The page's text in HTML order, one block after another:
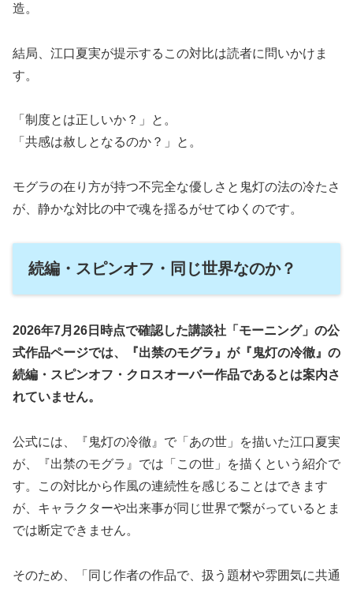
造。
結局、江口夏実が提示するこの対比は読者に問いかけま
す。
「制度とは正しいか？」と。
「共感は赦しとなるのか？」と。
モグラの在り方が持つ不完全な優しさと鬼灯の法の冷たさ
が、静かな対比の中で魂を揺るがせてゆくのです。
続編・スピンオフ・同じ世界なのか？
2026年7月26日時点で確認した講談社「モーニング」の公
式作品ページでは、『出禁のモグラ』が『鬼灯の冷徹』の
続編・スピンオフ・クロスオーバー作品であるとは案内さ
れていません。
公式には、『鬼灯の冷徹』で「あの世」を描いた江口夏実
が、『出禁のモグラ』では「この世」を描くという紹介で
す。この対比から作風の連続性を感じることはできます
が、キャラクターや出来事が同じ世界で繋がっているとま
では断定できません。
そのため、「同じ作者の作品で、扱う題材や雰囲気に共通